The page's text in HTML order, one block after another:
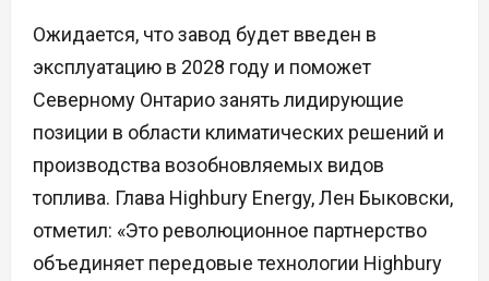
Ожидается, что завод будет введен в
эксплуатацию в 2028 году и поможет
Северному Онтарио занять лидирующие
позиции в области климатических решений и
производства возобновляемых видов
топлива. Глава Highbury Energy, Лен Быковски,
отметил: «Это революционное партнерство
объединяет передовые технологии Highbury